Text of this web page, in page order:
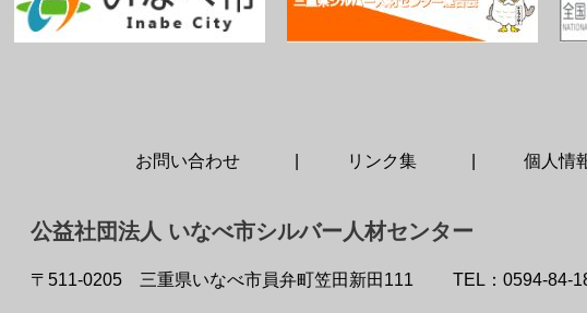
お問い合わせ リンク集 個人情
公益社団法人 いなべ市シルバー人材センター
〒511-0205 三重県いなべ市員弁町笠田新田111 TEL：0594-84-